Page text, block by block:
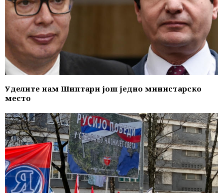
Уделите нам Шиптари још једно министарско
место